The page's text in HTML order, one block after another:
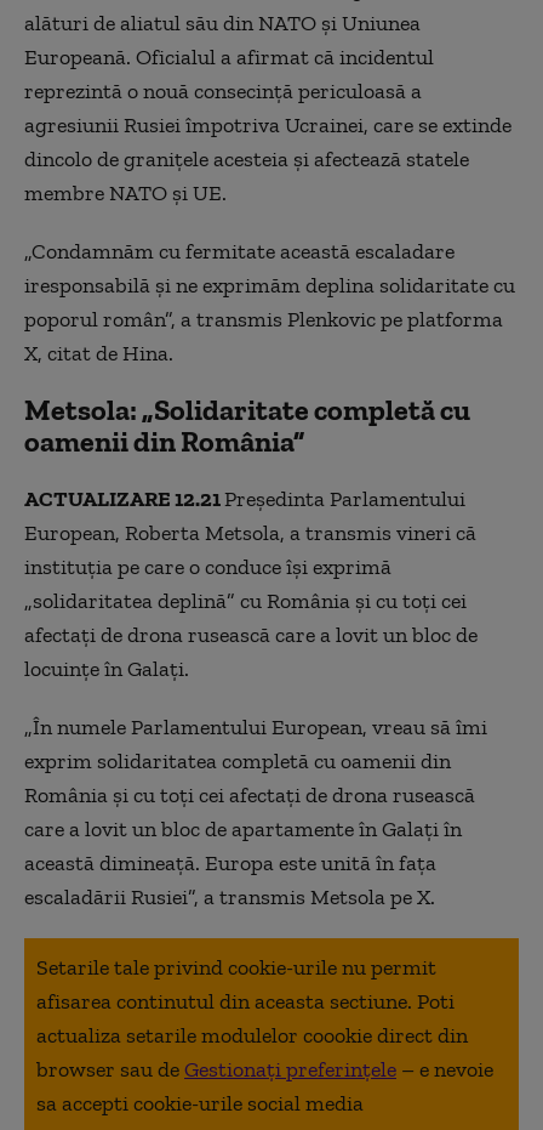
alături de aliatul său din NATO şi Uniunea
Europeană. Oficialul a afirmat că incidentul
reprezintă o nouă consecinţă periculoasă a
agresiunii Rusiei împotriva Ucrainei, care se extinde
dincolo de graniţele acesteia şi afectează statele
membre NATO şi UE.
„Condamnăm cu fermitate această escaladare
iresponsabilă şi ne exprimăm deplina solidaritate cu
poporul român”, a transmis Plenkovic pe platforma
X, citat de Hina.
Metsola: „Solidaritate completă cu
oamenii din România”
ACTUALIZARE 12.21Preşedinta Parlamentului
European, Roberta Metsola, a transmis vineri că
instituţia pe care o conduce îşi exprimă
„solidaritatea deplină” cu România şi cu toţi cei
afectaţi de drona rusească care a lovit un bloc de
locuinţe în Galaţi.
„În numele Parlamentului European, vreau să îmi
exprim solidaritatea completă cu oamenii din
România şi cu toţi cei afectaţi de drona rusească
care a lovit un bloc de apartamente în Galaţi în
această dimineaţă. Europa este unită în faţa
escaladării Rusiei”, a transmis Metsola pe X.
Setarile tale privind cookie-urile nu permit
afisarea continutul din aceasta sectiune. Poti
actualiza setarile modulelor coookie direct din
browser sau deGestionați preferințele – e nevoie
sa accepti cookie-urile social media